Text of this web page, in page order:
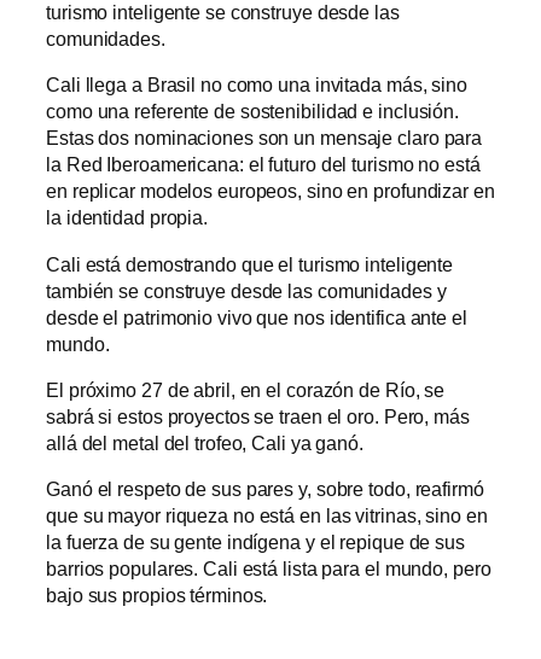
turismo inteligente se construye desde las
comunidades.
Cali llega a Brasil no como una invitada más, sino
como una referente de sostenibilidad e inclusión.
Estas dos nominaciones son un mensaje claro para
la Red Iberoamericana: el futuro del turismo no está
en replicar modelos europeos, sino en profundizar en
la identidad propia.
Cali está demostrando que el turismo inteligente
también se construye desde las comunidades y
desde el patrimonio vivo que nos identifica ante el
mundo.
El próximo 27 de abril, en el corazón de Río, se
sabrá si estos proyectos se traen el oro. Pero, más
allá del metal del trofeo, Cali ya ganó.
Ganó el respeto de sus pares y, sobre todo, reafirmó
que su mayor riqueza no está en las vitrinas, sino en
la fuerza de su gente indígena y el repique de sus
barrios populares. Cali está lista para el mundo, pero
bajo sus propios términos.